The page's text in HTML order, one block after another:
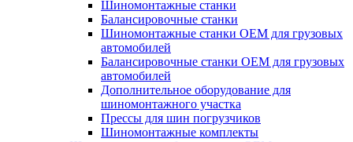
Шиномонтажные станки
Балансировочные станки
Шиномонтажные станки ОЕМ для грузовых
автомобилей
Балансировочные станки ОЕМ для грузовых
автомобилей
Дополнительное оборудование для
шиномонтажного участка
Прессы для шин погрузчиков
Шиномонтажные комплекты